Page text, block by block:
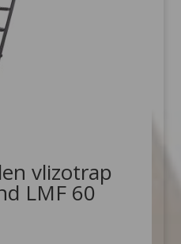
vlizotrap
LMF 60